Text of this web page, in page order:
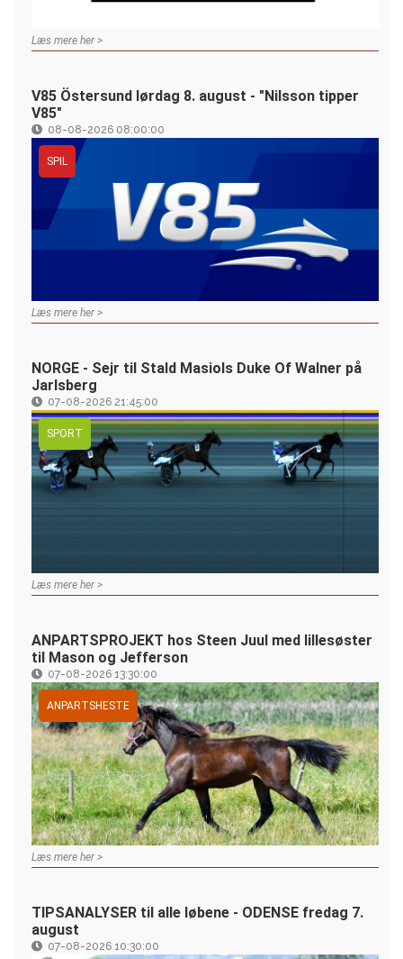
Læs mere her >
V85 Östersund lørdag 8. august - "Nilsson tipper
V85"
08-08-2026 08:00:00
SPIL
Læs mere her >
NORGE - Sejr til Stald Masiols Duke Of Walner på
Jarlsberg
07-08-2026 21:45:00
SPORT
Læs mere her >
ANPARTSPROJEKT hos Steen Juul med lillesøster
til Mason og Jefferson
07-08-2026 13:30:00
ANPARTSHESTE
Læs mere her >
TIPSANALYSER til alle løbene - ODENSE fredag 7.
august
07-08-2026 10:30:00